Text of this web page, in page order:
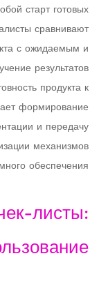
старт готовых
сравнивают
с ожидаемым и
результатов
продукта к
формирование
и передачу
механизмов
обеспечения.
листы: